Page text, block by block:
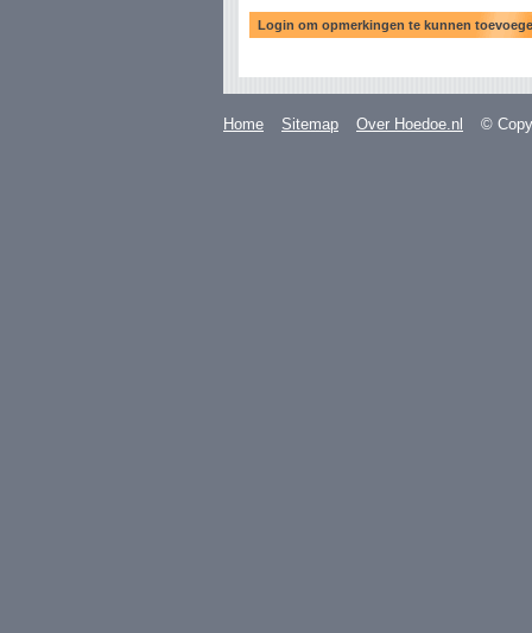
Home Sitemap Over Hoedoe.nl ©